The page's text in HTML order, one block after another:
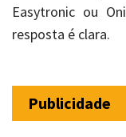
Easytronic ou
resposta é clara.
Publicidade